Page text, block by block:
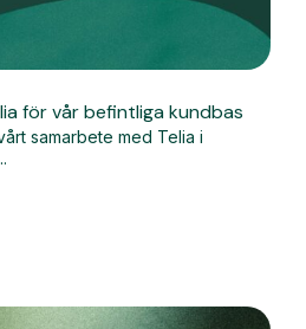
för vår befintliga kundbas
samarbete med Telia i